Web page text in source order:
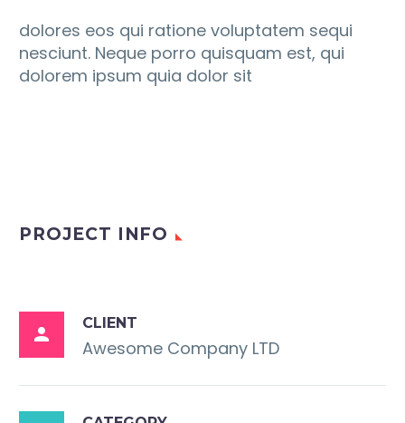
dolores eos qui ratione voluptatem sequi
nesciunt. Neque porro quisquam est, qui
dolorem ipsum quia dolor sit
PROJECT INFO

CLIENT
Awesome Company LTD